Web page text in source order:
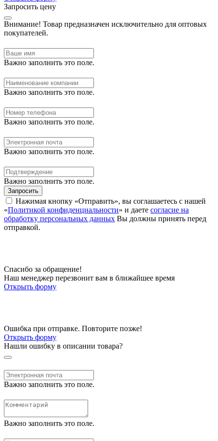
Запросить цену
Внимание! Товар предназначен исключительно для оптовых
покупателей.
Важно заполнить это поле.
Важно заполнить это поле.
Важно заполнить это поле.
Важно заполнить это поле.
Важно заполнить это поле.
Запросить
Нажимая кнопку «Отправить», вы соглашаетесь с нашей
«Политикой конфиденциальности» и даете согласие на
обработку персональных данных Вы должны принять перед
отправкой.
Спасибо за обращение!
Наш менеджер перезвонит вам в ближайшее время
Открыть форму
Ошибка при отправке. Повторите позже!
Открыть форму
Нашли ошибку в описании товара?
Важно заполнить это поле.
Важно заполнить это поле.